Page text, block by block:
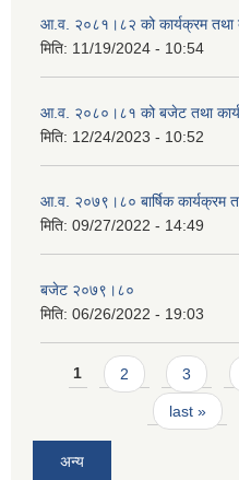
आ.व. २०८१।८२ को कार्यक्रम
मिति: 11/19/2024 - 10:54
आ.व. २०८०।८१ को बजेट तथा
मिति: 12/24/2023 - 10:52
आ.व. २०७९।८० बार्षिक कार्यक्रम
मिति: 09/27/2022 - 14:49
बजेट २०७९।८०
मिति: 06/26/2022 - 19:03
Pages
1 2 3
last »
अन्य